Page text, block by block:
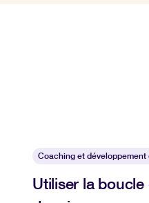
Coaching et
Utiliser la